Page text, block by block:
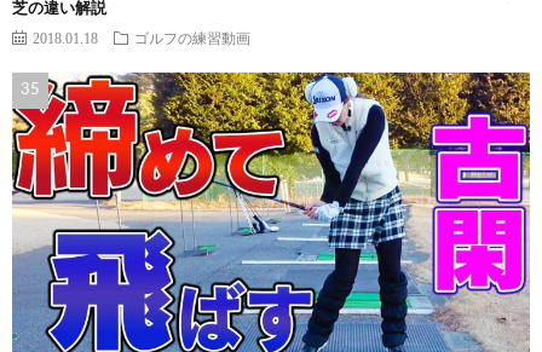
芝の違い解説
2018.01.18 ゴルフの練習動画